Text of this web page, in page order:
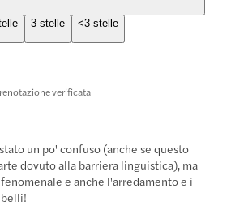
3 stelle <3 stelle
verificata
un po' confuso (anche se questo
dovuto alla barriera linguistica), ma
e anche l'arredamento e i